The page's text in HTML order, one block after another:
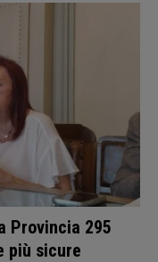
Provincia 295
più sicure